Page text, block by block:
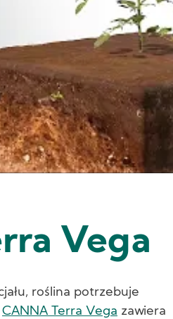
Vega
roślina potrzebuje
CANNA Terra Vega zawiera